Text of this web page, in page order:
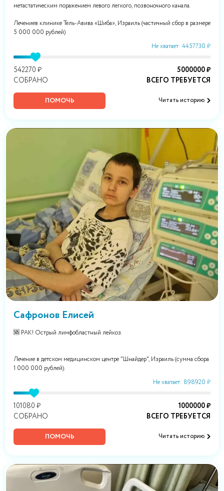
метастатическим поражением левого легкого, позвоночного канала.
Лечениев клинике Тель-Авива «Шиба», Израиль (частичный сбор в размере
5 000 000 рублей)
Не хватает: 4457730 ₽
542270 ₽
СОБРАНО
5000000 ₽
ВСЕГО ТРЕБУЕТСЯ
ПОМОЧЬ Читать историю
Сафронов Елисей
🆘 РАК! Острый лимфобластный лейкоз.
Лечение в детском медицинском центре "Шнайдер", Израиль (сумма сбора
1 000 000 рублей).
Не хватает: 898920 ₽
101080 ₽
СОБРАНО
1000000 ₽
ВСЕГО ТРЕБУЕТСЯ
ПОМОЧЬ Читать историю